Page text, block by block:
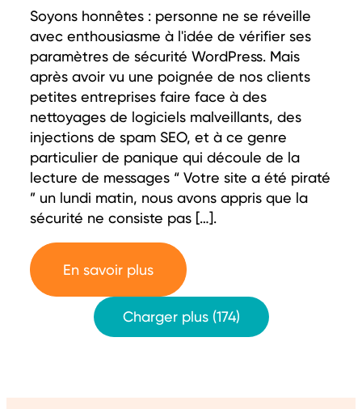
Soyons honnêtes : personne ne se réveille
avec enthousiasme à l'idée de vérifier ses
paramètres de sécurité WordPress. Mais
après avoir vu une poignée de nos clients
petites entreprises faire face à des
nettoyages de logiciels malveillants, des
injections de spam SEO, et à ce genre
particulier de panique qui découle de la
lecture de messages “ Votre site a été piraté
” un lundi matin, nous avons appris que la
sécurité ne consiste pas […].
En savoir plus
Charger plus (174)